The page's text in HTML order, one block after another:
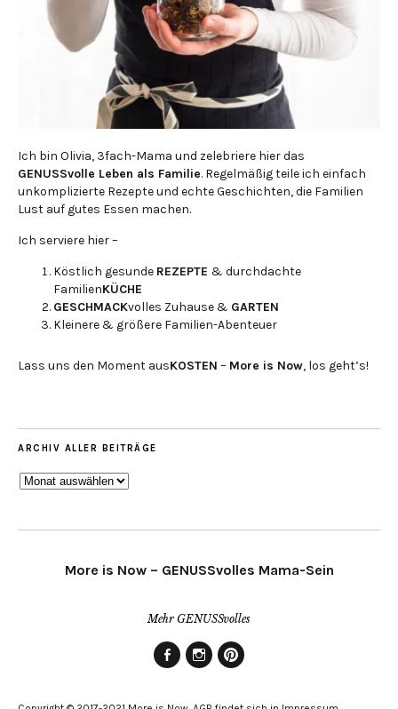
Ich bin Olivia, 3fach-Mama und zelebriere hier das
GENUSSvolle Leben als Familie. Regelmäßig teile ich einfach
unkomplizierte Rezepte und echte Geschichten, die Familien
Lust auf gutes Essen machen.
Ich serviere hier –
Köstlich gesunde REZEPTE & durchdachte
FamilienKÜCHE
GESCHMACKvolles Zuhause & GARTEN
Kleinere & größere Familien-Abenteuer
Lass uns den Moment ausKOSTEN – More is Now, los geht’s!
ARCHIV ALLER BEITRÄGE
ARCHIV
More is Now – GENUSSvolles Mama-Sein
Mehr GENUSSvolles